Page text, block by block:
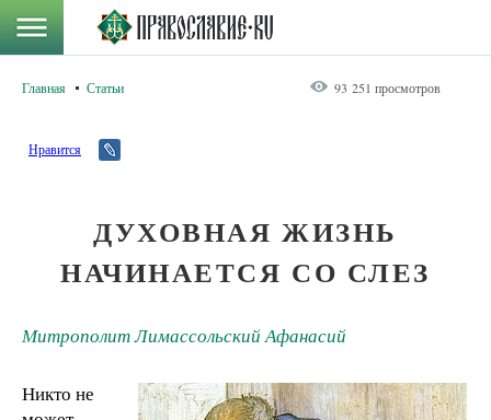
Главная Статьи 93 251 просмотров
Нравится
ДУХОВНАЯ ЖИЗНЬ
НАЧИНАЕТСЯ СО СЛЕЗ
Митрополит Лимассольский Афанасий
Никто не